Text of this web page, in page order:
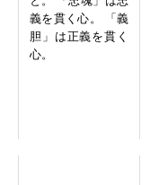
義を貫く心。 「義
胆」は正義を貫く
心。